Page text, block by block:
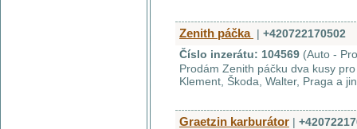
Zenith páčka | +420722170502
Číslo inzerátu: 104569 (Auto -
Prodám Zenith páčku dva kusy
Klement, Škoda, Walter, Praga a
Graetzin karburátor |